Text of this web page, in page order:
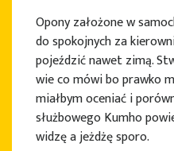
Opony założone w
do spokojnych za
pojeździć nawet zimą.
wie co mówi bo prawko
miałbym oceniać i
służbowego Kumho
widzę a jeżdżę sporo.